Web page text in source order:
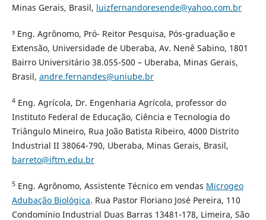
Minas Gerais, Brasil, luizfernandoresende@yahoo.com.br
³ Eng. Agrônomo, Pró- Reitor Pesquisa, Pós-graduação e
Extensão, Universidade de Uberaba, Av. Nenê Sabino, 1801
Bairro Universitário 38.055-500 – Uberaba, Minas Gerais,
Brasil, andre.fernandes@uniube.br
4Eng. Agrícola, Dr. Engenharia Agrícola, professor do
Instituto Federal de Educação, Ciência e Tecnologia do
Triângulo Mineiro, Rua João Batista Ribeiro, 4000 Distrito
Industrial II 38064-790, Uberaba, Minas Gerais, Brasil,
barreto@iftm.edu.br
5Eng. Agrônomo, Assistente Técnico em vendas Microgeo
Adubação Biológica. Rua Pastor Floriano José Pereira, 110
Condomínio Industrial Duas Barras 13481-178, Limeira, São